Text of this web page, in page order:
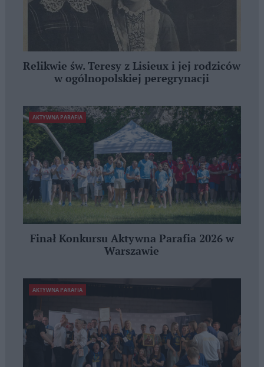
Relikwie św. Teresy z Lisieux i jej rodziców
w ogólnopolskiej peregrynacji
AKTYWNA PARAFIA
Finał Konkursu Aktywna Parafia 2026 w
Warszawie
AKTYWNA PARAFIA